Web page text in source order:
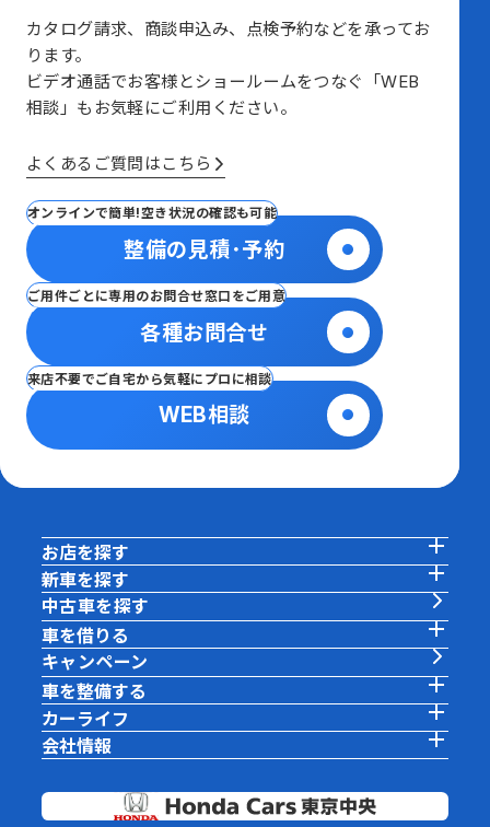
カタログ請求、商談申込み、点検予約などを承ってお
ります。
ビデオ通話でお客様とショールームをつなぐ
「WEB
相談」も お気軽にご利用ください。
よくあるご質問はこちら
オンラインで簡単!空き状況の確認も可能
整備の見積･予約
ご用件ごとに専用のお問合せ窓口をご用意
各種お問合せ
来店不要でご自宅から気軽にプロに相談
WEB相談
お店を探す
新車を探す
中古車を探す
車を借りる
キャンペーン
車を整備する
カーライフ
会社情報